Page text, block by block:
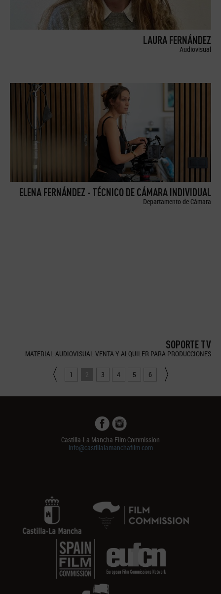
LAURA FERNÁNDEZ
Audiovisual
ELENA FERNÁNDEZ - TÉCNICO DE CÁMARA INDIVIDUAL
Departamento de Cámara
SOPORTE TV
MATERIAL AUDIOVISUAL VENTA Y ALQUILER PARA PRODUCCIONES
1 2 3 4 5 6
Castilla-La Mancha Film Commission
info@castillalamanchafilm.com